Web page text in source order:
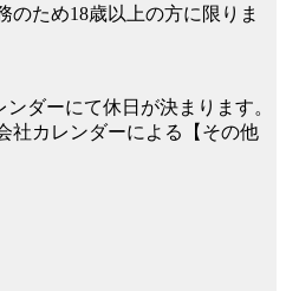
のため18歳以上の方に限りま
ダーにて休日が決まります。
カレンダーによる【その他